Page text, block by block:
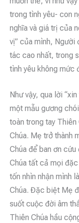
trong tình yêu- con
nghĩa và giá trị của
vị” của mình, Người
tác cao nhất, trong
tình yêu không mức
Như vậy, qua lời
một mẫu gương
toàn trong tay
Chúa. Mẹ trở thành
Chúa để ban ơn
Chúa tất cả mọi
tốn nhìn nhận mình
Chúa. Đặc biệt Mẹ
suốt cuộc đời âm
Thiên Chúa hầu